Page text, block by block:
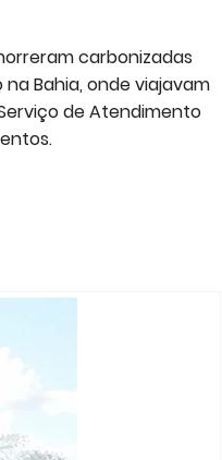
carbonizadas
Bahia, onde viajavam
de Atendimento